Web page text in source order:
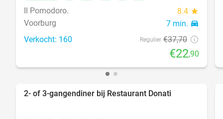
Il Pomodoro.
8.4 star
Voorburg 7 min. directions_car
Verkocht: 160 Regulier €37,70
€22,90
2- of 3-gangendiner bij Restaurant Donati